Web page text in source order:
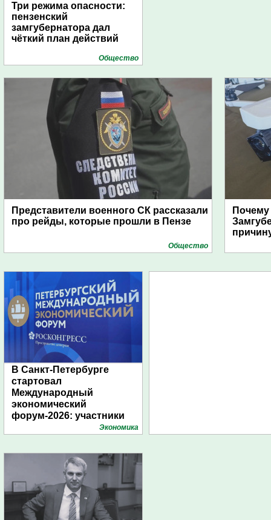
Три режима опасности:
пензенский
замгубернатора дал
чёткий план действий
Общество
Представители военного СК рассказали
про рейды, которые прошли в Пензе
Общество
В Санкт-Петербурге
стартовал
Международный
экономический
форум-2026: участники
подготовили креативные
Экономика